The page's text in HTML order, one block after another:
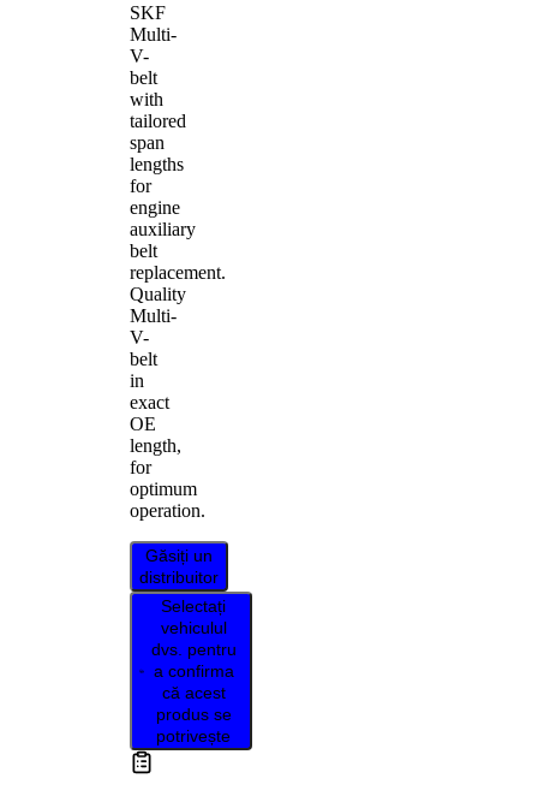
SKF
Multi-
V-
belt
with
tailored
span
lengths
for
engine
auxiliary
belt
replacement.
Quality
Multi-
V-
belt
in
exact
OE
length,
for
optimum
operation.
Găsiți un
distribuitor
Selectați
vehiculul
dvs. pentru
a confirma
că acest
produs se
potrivește